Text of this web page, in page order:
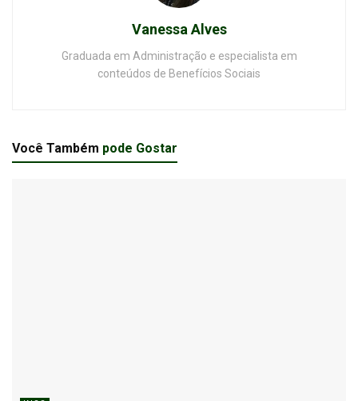
Vanessa Alves
Graduada em Administração e especialista em
conteúdos de Benefícios Sociais
Você Também pode Gostar